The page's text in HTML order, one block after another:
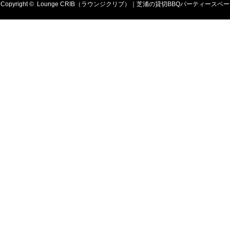
Copyright © Lounge CRIB（ラウンジクリブ）｜芝浦の貸切BBQパーティースペー